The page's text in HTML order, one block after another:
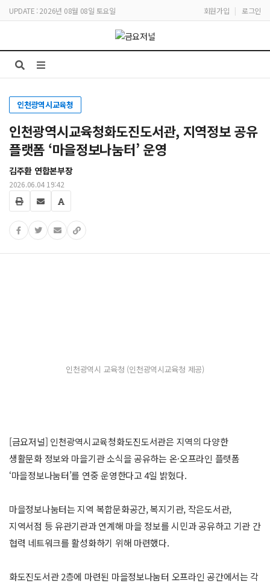
UPDATE : 2026년 08월 08일 토요일 회원가입 | 로그인
인천광역시교육청
인천광역시교육청화도진도서관, 지역정보 공유
플랫폼 ‘마을정보나눔터’ 운영
김주환 연합본부장
2026.06.04 19:42
인천광역시 교육청 (인천광역시교육청 제공)
[금요저널] 인천광역시교육청화도진도서관은 지역의 다양한
생활문화 정보와 마을기관 소식을 공유하는 온·오프라인 플랫폼
‘마을정보나눔터’를 연중 운영한다고 4일 밝혔다.
마을정보나눔터는 지역 복합문화공간, 복지기관, 작은도서관,
지역서점 등 유관기관과 연계해 마을 정보를 시민과 공유하고 기관 간
협력 네트워크를 활성화하기 위해 마련했다.
화도진도서관 2층에 마련된 마을정보나눔터 오프라인 공간에서는 각